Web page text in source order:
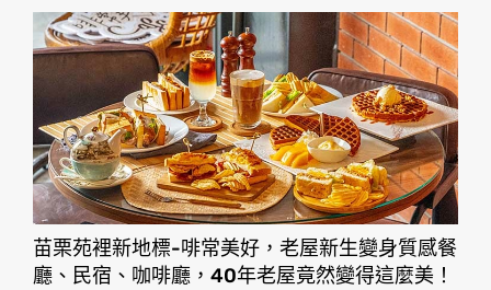
苗栗苑裡新地標-啡常美好，老屋新生變身質感餐
廳、民宿、咖啡廳，40年老屋竟然變得這麼美！